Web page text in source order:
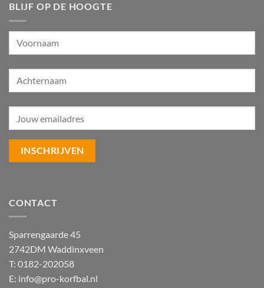
BLIJF OP DE HOOGTE
CONTACT
Sparrengaarde 45
2742DM Waddinxveen
T: 0182-202058
E: info@pro-korfbal.nl